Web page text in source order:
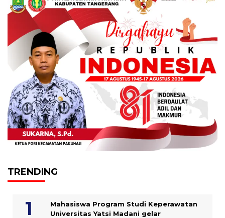
TRENDING
Mahasiswa Program Studi Keperawatan
Universitas Yatsi Madani gelar